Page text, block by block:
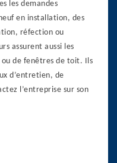
les demandes
en installation, des
réfection ou
assurent aussi les
de fenêtres de toit. Ils
d’entretien, de
l’entreprise sur son